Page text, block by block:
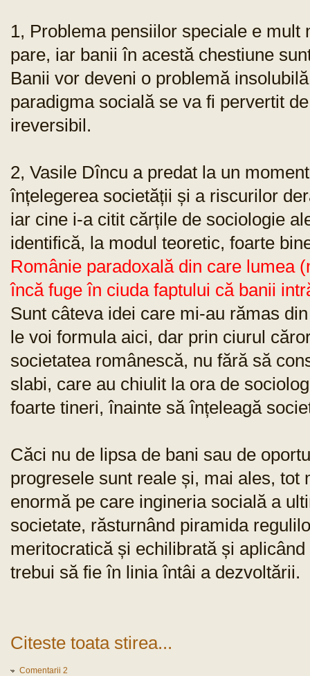
1, Problema pensiilor speciale e
pare, iar banii în acestă chestiune
Banii vor deveni o problemă
paradigma socială se va fi pervertit
ireversibil.
2, Vasile Dîncu a predat la un
înțelegerea societății și a riscurilor
iar cine i-a citit cărțile de sociologie
identifică, la modul teoretic, foarte
Românie paradoxală din care lumea
încă fuge în ciuda faptului că banii
Sunt câteva idei care mi-au rămas
le voi formula aici, dar prin ciurul
societatea românescă, nu fără să
slabi, care au chiulit la ora de
foarte tineri, înainte să înțeleagă
Căci nu de lipsa de bani sau de
progresele sunt reale și, mai ales, tot
enormă pe care ingineria socială a
societate, răsturnând piramida
meritocratică și echilibrată și
trebui să fie în linia întâi a dezvoltării.
Citeste toata stirea...
Comentarii 2